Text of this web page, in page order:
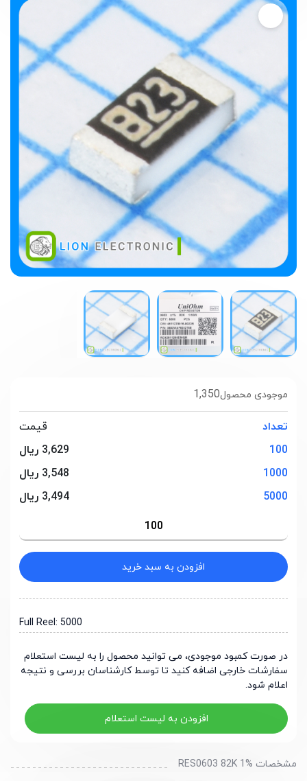
1,350موجودی محصول
تعداد
قیمت
100
3,629 ریال
1000
3,548 ریال
5000
3,494 ریال
افزودن به سبد خرید
Full Reel: 5000
در صورت کمبود موجودی، می توانید محصول را به لیست استعلام
سفارشات خارجی اضافه کنید تا توسط کارشناسان بررسی و نتیجه
اعلام شود.
افزودن به لیست استعلام
مشخصات RES0603 82K 1%